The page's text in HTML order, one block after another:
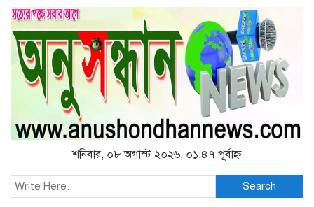
শনিবার, ০৮ অগাস্ট ২০২৬, ০১:৪৭ পূর্বাহ্ন
Search